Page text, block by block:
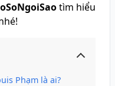
tìm hiểu
Phạm là ai?